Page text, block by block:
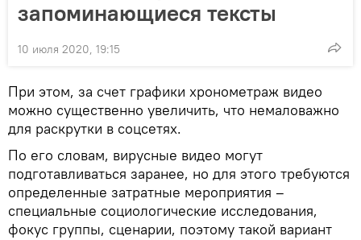
запоминающиеся тексты
10 июля 2020, 19:15
При этом, за счет графики хронометраж видео
можно существенно увеличить, что немаловажно
для раскрутки в соцсетях.
По его словам, вирусные видео могут
подготавливаться заранее, но для этого требуются
определенные затратные мероприятия –
специальные социологические исследования,
фокус группы, сценарии, поэтому такой вариант